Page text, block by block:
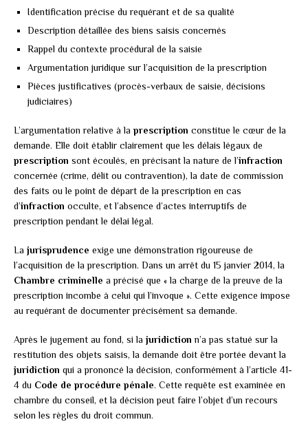
Identification précise du requérant et de sa qualité
Description détaillée des biens saisis concernés
Rappel du contexte procédural de la saisie
Argumentation juridique sur l’acquisition de la prescription
Pièces justificatives (procès-verbaux de saisie, décisions
judiciaires)
L’argumentation relative à la prescription constitue le cœur de la
demande. Elle doit établir clairement que les délais légaux de
prescription sont écoulés, en précisant la nature de l’infraction
concernée (crime, délit ou contravention), la date de commission
des faits ou le point de départ de la prescription en cas
d’infraction occulte, et l’absence d’actes interruptifs de
prescription pendant le délai légal.
La jurisprudence exige une démonstration rigoureuse de
l’acquisition de la prescription. Dans un arrêt du 15 janvier 2014, la
Chambre criminelle a précisé que « la charge de la preuve de la
prescription incombe à celui qui l’invoque ». Cette exigence impose
au requérant de documenter précisément sa demande.
Après le jugement au fond, si la juridiction n’a pas statué sur la
restitution des objets saisis, la demande doit être portée devant la
juridiction qui a prononcé la décision, conformément à l’article 41-
4 du Code de procédure pénale. Cette requête est examinée en
chambre du conseil, et la décision peut faire l’objet d’un recours
selon les règles du droit commun.